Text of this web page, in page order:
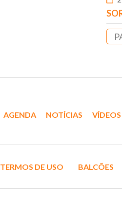
AGENDA NOTÍCIAS VÍDEOS
TERMOS DE USO BALCÕES